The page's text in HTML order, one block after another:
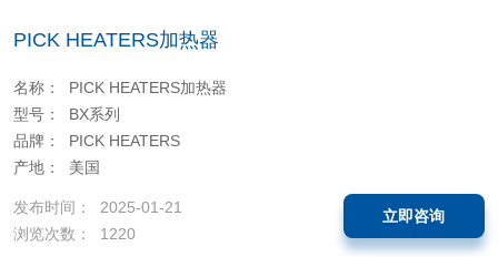
PICK HEATERS加热器
名称： PICK HEATERS加热器
型号： BX系列
品牌： PICK HEATERS
产地： 美国
发布时间： 2025-01-21
浏览次数： 1220
立即咨询